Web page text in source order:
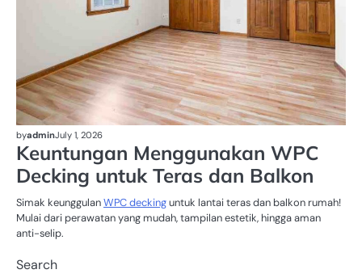
byadminJuly 1, 2026
Keuntungan Menggunakan WPC
Decking untuk Teras dan Balkon
Simak keunggulanWPC deckinguntuk lantai teras dan balkon rumah!
Mulai dari perawatan yang mudah, tampilan estetik, hingga aman
anti-selip.
Search